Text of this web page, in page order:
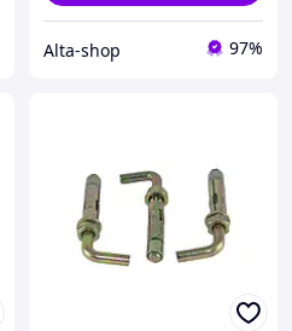
Alta-shop 97%